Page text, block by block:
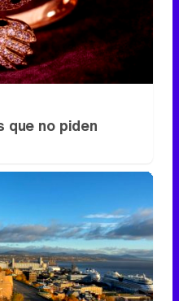
que no piden